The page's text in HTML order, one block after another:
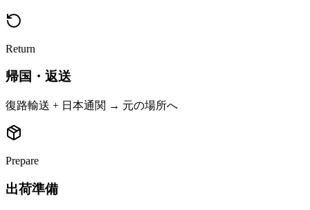
Return
帰国・返送
復路輸送 + 日本通関 → 元の場所へ
Prepare
出荷準備